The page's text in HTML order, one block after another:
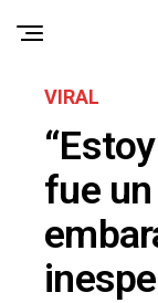
VIRAL
fue